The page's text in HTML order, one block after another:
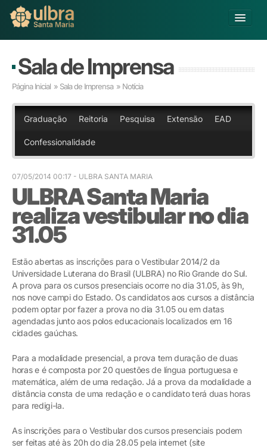
Buscar
Já sou Aluno
Matricule-se
Educação Básica
Graduação
Pós-graduação
Educação a Distância
Pesquisa
Extensão
Infraestrutura e Serviços
Sobre a ULBRA
Sala de Imprensa
Página Inicial » Sala de Imprensa » Notícia
Graduação Reitoria Pesquisa Extensão EAD
Confessionalidade
07/05/2014 00:17 - ULBRA SANTA MARIA
ULBRA Santa Maria
realiza vestibular no dia
31.05
Estão abertas as inscrições para o Vestibular 2014/2 da
Universidade Luterana do Brasil (ULBRA) no Rio Grande do Sul.
A prova para os cursos presenciais ocorre no dia 31.05, às 9h,
nos nove campi do Estado. Os candidatos aos cursos a distância
podem optar por fazer a prova no dia 31.05 ou em datas
agendadas junto aos polos educacionais localizados em 16
cidades gaúchas.
Para a modalidade presencial, a prova tem duração de duas
horas e é composta por 20 questões de língua portuguesa e
matemática, além de uma redação. Já a prova da modalidade a
distância consta de uma redação e o candidato terá duas horas
para redigi-la.
As inscrições para o Vestibular dos cursos presenciais podem
ser feitas até às 20h do dia 28.05 pela internet (site